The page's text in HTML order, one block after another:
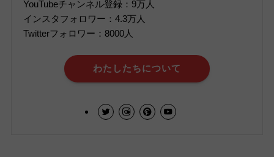
YouTubeチャンネル登録：9万人
インスタフォロワー：4.3万人
Twitterフォロワー：8000人
わたしたちについて